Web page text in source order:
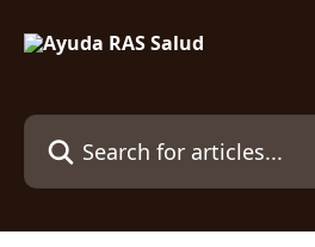
Search for articles...